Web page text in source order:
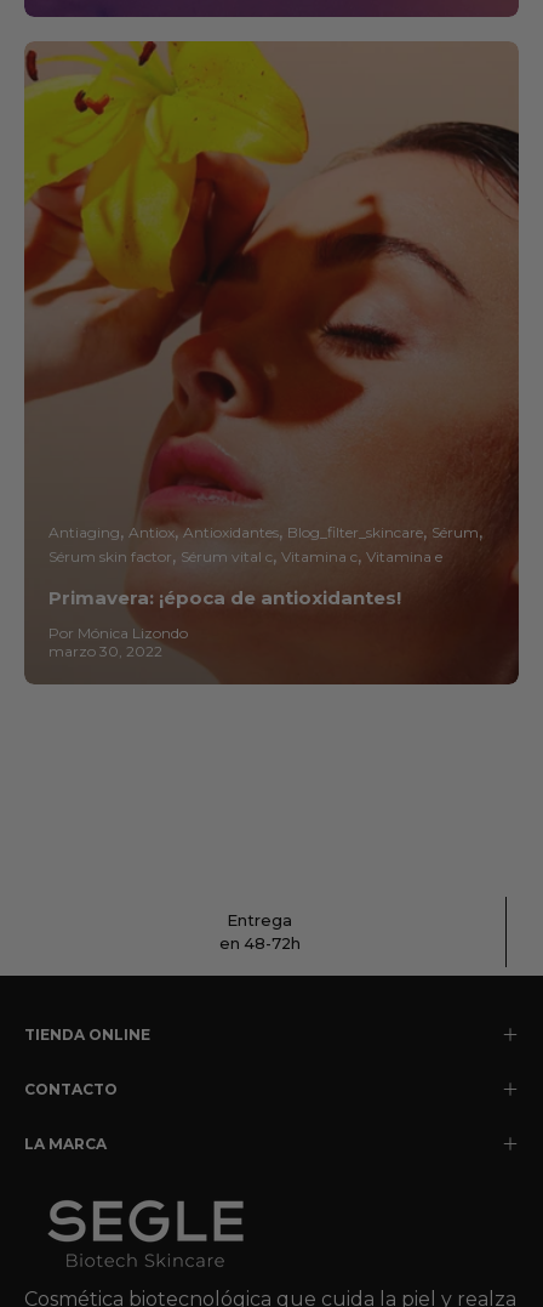
Antiaging Antiox Antioxidantes Blog_filter_skincare Sérum
Sérum skin factor Sérum vital c Vitamina c Vitamina e
Primavera: ¡época de antioxidantes!
Por Mónica Lizondo
marzo 30, 2022
Entrega
en 48-72h
TIENDA ONLINE
CONTACTO
LA MARCA
Cosmética biotecnológica que cuida la piel y realza